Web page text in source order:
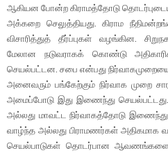
ஆகியன போன்ற கிராமத்தோடு
அக்கறை செலுத்தியது. கிராம
விசாரித்துத் தீர்ப்புகள் வழங்கின.
மேலான நடுவராகக் கொண்டு
செயல்பட்டன. சபை என்பது
அனைவரும் பங்கேற்கும் நிர்வாக முறை
அமைப்போடு இது இணைந்து செயல்பட்டது.
அல்லது மாவட்ட நிர்வாகத்தோடு இணைந்து
வாழ்ந்த அல்லது பிராமணர்கள் அதிகமாக
செயல்பாடுகள் தொடர்பான